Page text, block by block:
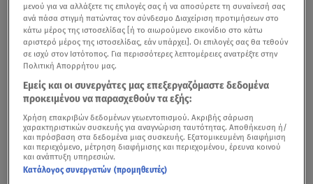
μενού για να αλλάξετε τις επιλογές σας ή να αποσύρετε τη συναίνεσή σας
ανά πάσα στιγμή πατώντας τον σύνδεσμο Διαχείριση προτιμήσεων στο
κάτω μέρος της ιστοσελίδας [ή το αιωρούμενο εικονίδιο στο κάτω
αριστερό μέρος της ιστοσελίδας, εάν υπάρχει]. Οι επιλογές σας θα τεθούν
σε ισχύ στον Ιστότοπος. Για περισσότερες λεπτομέρειες ανατρέξτε στην
Πολιτική Απορρήτου μας.
Εμείς και οι συνεργάτες μας επεξεργαζόμαστε δεδομένα
προκειμένου να παρασχεθούν τα εξής:
Χρήση επακριβών δεδομένων γεωεντοπισμού. Ακριβής σάρωση
χαρακτηριστικών συσκευής για αναγνώριση ταυτότητας. Αποθήκευση ή/
και πρόσβαση στα δεδομένα μιας συσκευής. Εξατομικευμένη διαφήμιση
και περιεχόμενο, μέτρηση διαφήμισης και περιεχομένου, έρευνα κοινού
και ανάπτυξη υπηρεσιών.
Κατάλογος συνεργατών (προμηθευτές)